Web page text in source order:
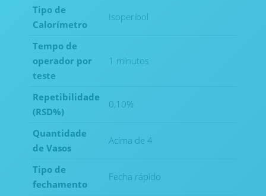
Tipo de
Calorímetro
Isoperibol
Tempo de
operador por
teste
1 minutos
Repetibilidade
(RSD%)
0,10%
Quantidade
de Vasos
Acima de 4
Tipo de
fechamento
Fecha rápido